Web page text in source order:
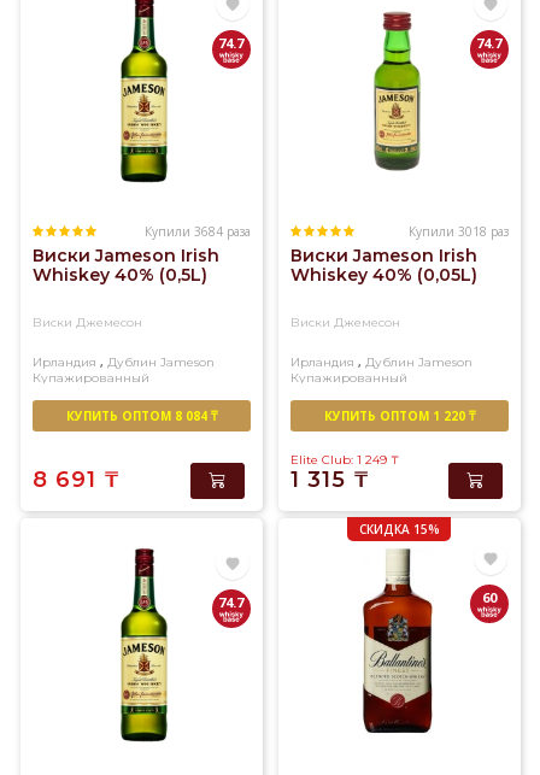
74.7
Купили 3684 раза
Виски Jameson Irish
Whiskey 40% (0,5L)
Виски Джемесон
Ирландия , Дублин Jameson
Купажированный
КУПИТЬ ОПТОМ 8 084 ₸
8 691 ₸
74.7
Купили 3018 раз
Виски Jameson Irish
Whiskey 40% (0,05L)
Виски Джемесон
Ирландия , Дублин Jameson
Купажированный
КУПИТЬ ОПТОМ 1 220 ₸
Elite Club: 1 249 ₸
1 315 ₸
74.7
СКИДКА 15%
60